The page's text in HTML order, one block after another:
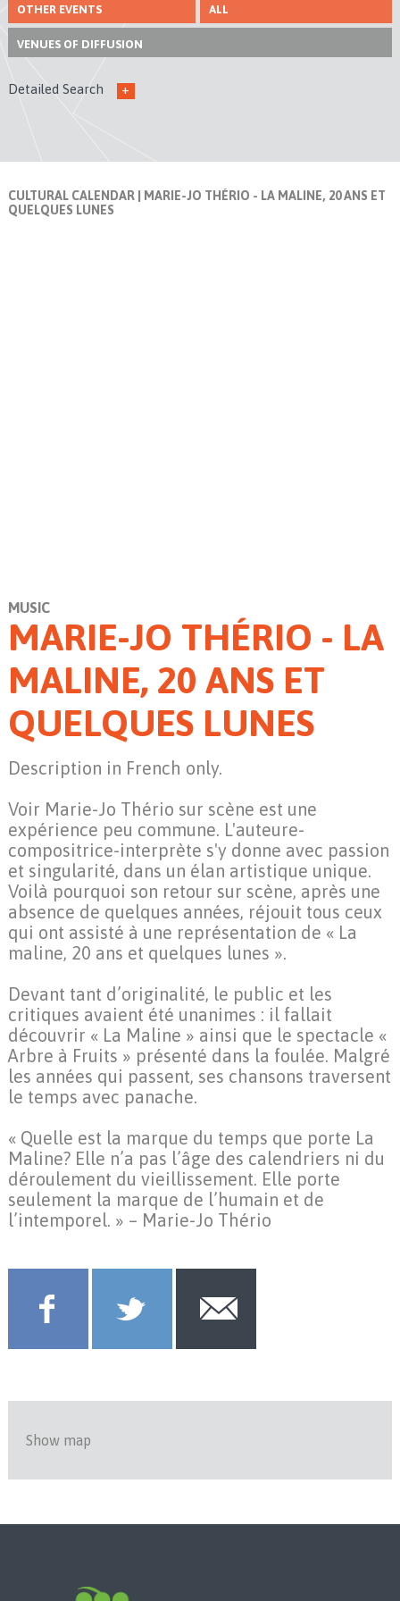
OTHER EVENTS ALL
VENUES OF DIFFUSION
Detailed Search +
CULTURAL CALENDAR| MARIE-JO THÉRIO - LA MALINE, 20 ANS ET
QUELQUES LUNES
MUSIC
MARIE-JO THÉRIO - LA
MALINE, 20 ANS ET
QUELQUES LUNES
Description in French only.
Voir Marie-Jo Thério sur scène est une
expérience peu commune. L'auteure-
compositrice-interprète s'y donne avec passion
et singularité, dans un élan artistique unique.
Voilà pourquoi son retour sur scène, après une
absence de quelques années, réjouit tous ceux
qui ont assisté à une représentation de « La
maline, 20 ans et quelques lunes ».
Devant tant d’originalité, le public et les
critiques avaient été unanimes : il fallait
découvrir « La Maline » ainsi que le spectacle «
Arbre à Fruits » présenté dans la foulée. Malgré
les années qui passent, ses chansons traversent
le temps avec panache.
« Quelle est la marque du temps que porte La
Maline? Elle n’a pas l’âge des calendriers ni du
déroulement du vieillissement. Elle porte
seulement la marque de l’humain et de
l’intemporel. » – Marie-Jo Thério
Show map